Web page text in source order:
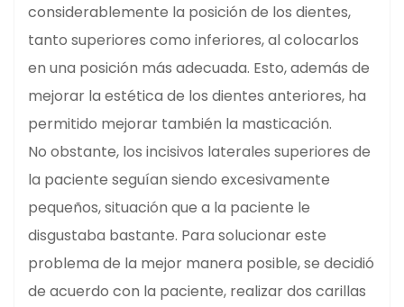
considerablemente la posición de los dientes,
tanto superiores como inferiores, al colocarlos
en una posición más adecuada. Esto, además de
mejorar la estética de los dientes anteriores, ha
permitido mejorar también la masticación.
No obstante, los incisivos laterales superiores de
la paciente seguían siendo excesivamente
pequeños, situación que a la paciente le
disgustaba bastante. Para solucionar este
problema de la mejor manera posible, se decidió
de acuerdo con la paciente, realizar dos carillas